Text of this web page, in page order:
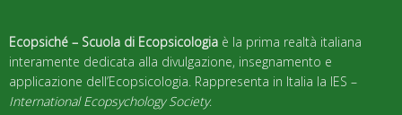
Ecopsiché – Scuola di Ecopsicologia è la prima realtà italiana
interamente dedicata alla divulgazione, insegnamento e
applicazione dell’Ecopsicologia. Rappresenta in Italia la IES –
International Ecopsychology Society.